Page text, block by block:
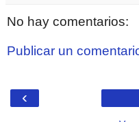
No hay comentarios:
Publicar un
‹